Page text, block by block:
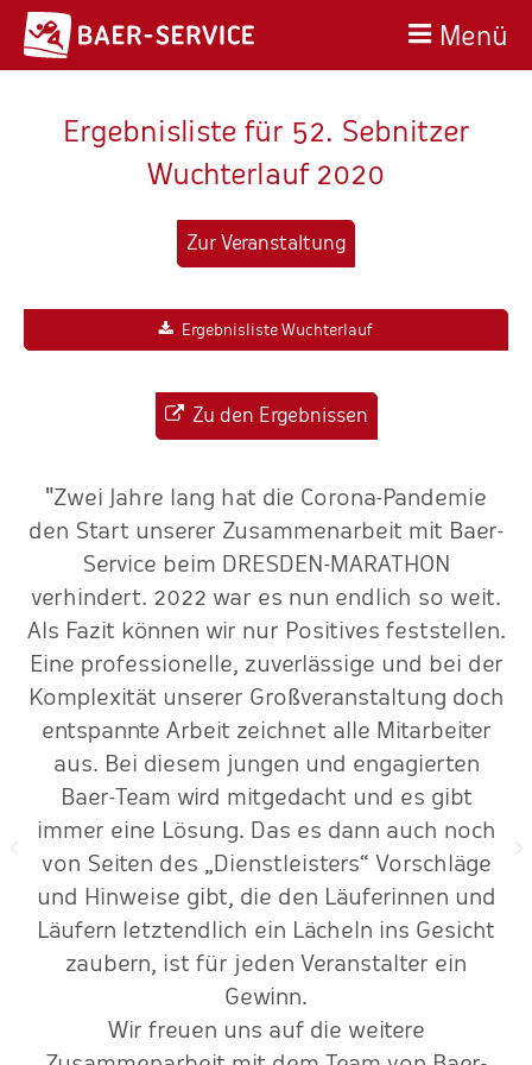
Menü
Ergebnisliste für 52. Sebnitzer
Wuchterlauf 2020
Zur Veranstaltung
Ergebnisliste Wuchterlauf
Zu den Ergebnissen
"Zwei Jahre lang hat die Corona-Pandemie
den Start unserer Zusammenarbeit mit Baer-
Service beim DRESDEN-MARATHON
verhindert. 2022 war es nun endlich so weit.
Als Fazit können wir nur Positives feststellen.
Eine professionelle, zuverlässige und bei der
Komplexität unserer Großveranstaltung doch
entspannte Arbeit zeichnet alle Mitarbeiter
aus. Bei diesem jungen und engagierten
Baer-Team wird mitgedacht und es gibt
immer eine Lösung. Das es dann auch noch
von Seiten des „Dienstleisters“ Vorschläge
und Hinweise gibt, die den Läuferinnen und
Läufern letztendlich ein Lächeln ins Gesicht
zaubern, ist für jeden Veranstalter ein
Gewinn.
Wir freuen uns auf die weitere